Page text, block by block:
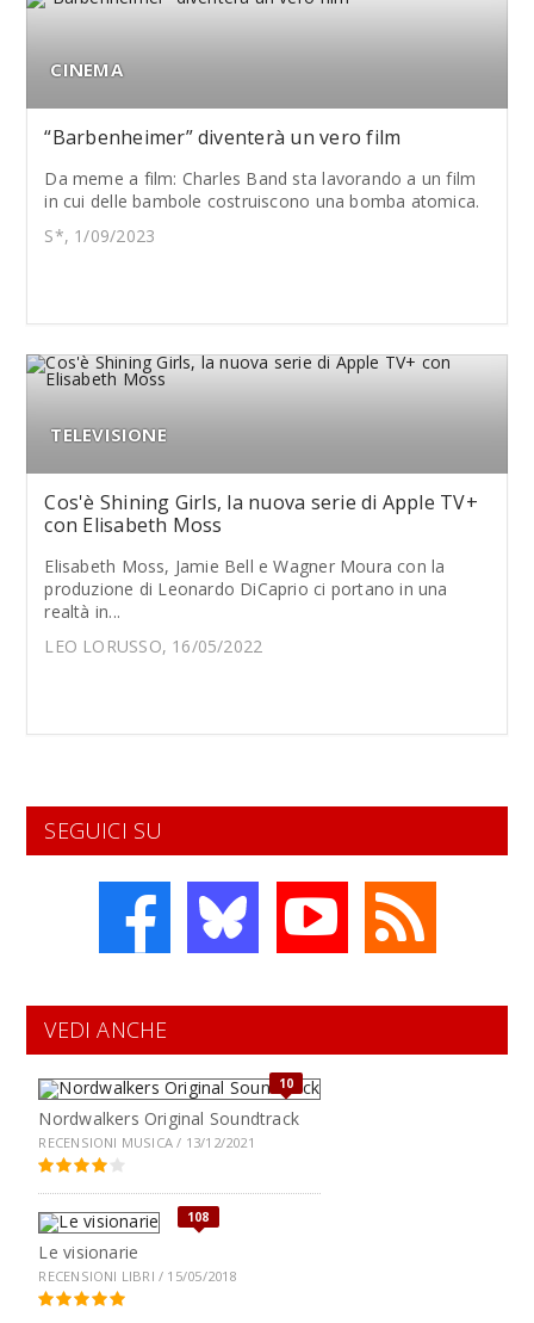
CINEMA
“Barbenheimer” diventerà un vero film
Da meme a film: Charles Band sta lavorando a un film
in cui delle bambole costruiscono una bomba atomica.
S*, 1/09/2023
TELEVISIONE
Cos'è Shining Girls, la nuova serie di Apple TV+
con Elisabeth Moss
Elisabeth Moss, Jamie Bell e Wagner Moura con la
produzione di Leonardo DiCaprio ci portano in una
realtà in...
LEO LORUSSO, 16/05/2022
SEGUICI SU
VEDI ANCHE
10
Nordwalkers Original Soundtrack
RECENSIONI MUSICA / 13/12/2021
108
Le visionarie
RECENSIONI LIBRI / 15/05/2018